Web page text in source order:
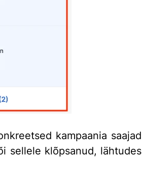
kampaania saajad
sellele klõpsanud, lähtudes